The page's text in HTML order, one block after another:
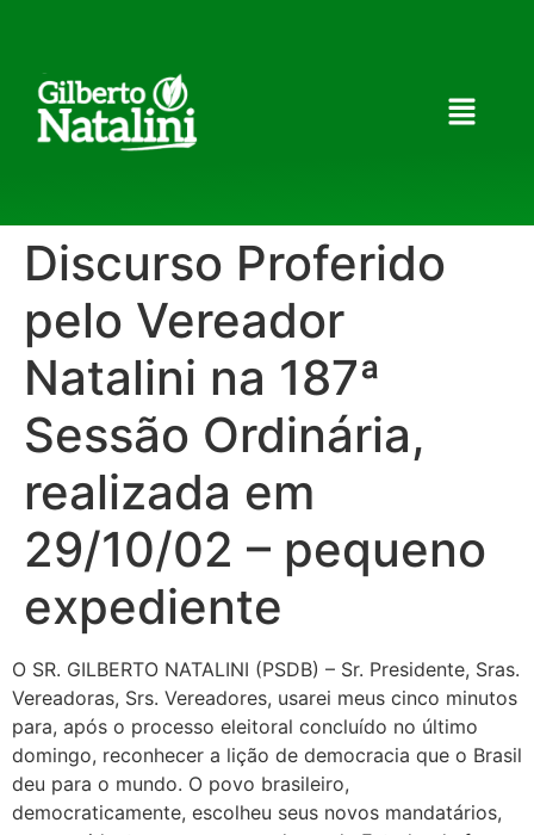
Discurso Proferido
pelo Vereador
Natalini na 187ª
Sessão Ordinária,
realizada em
29/10/02 – pequeno
expediente
O SR. GILBERTO NATALINI (PSDB) – Sr. Presidente, Sras.
Vereadoras, Srs. Vereadores, usarei meus cinco minutos
para, após o processo eleitoral concluído no último
domingo, reconhecer a lição de democracia que o Brasil
deu para o mundo. O povo brasileiro,
democraticamente, escolheu seus novos mandatários,